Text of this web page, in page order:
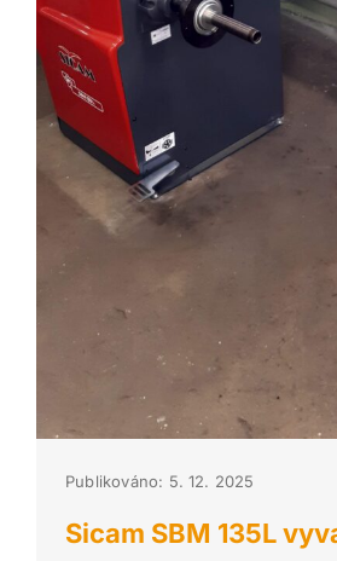
Publikováno: 5. 12. 2025
Sicam SBM 135L